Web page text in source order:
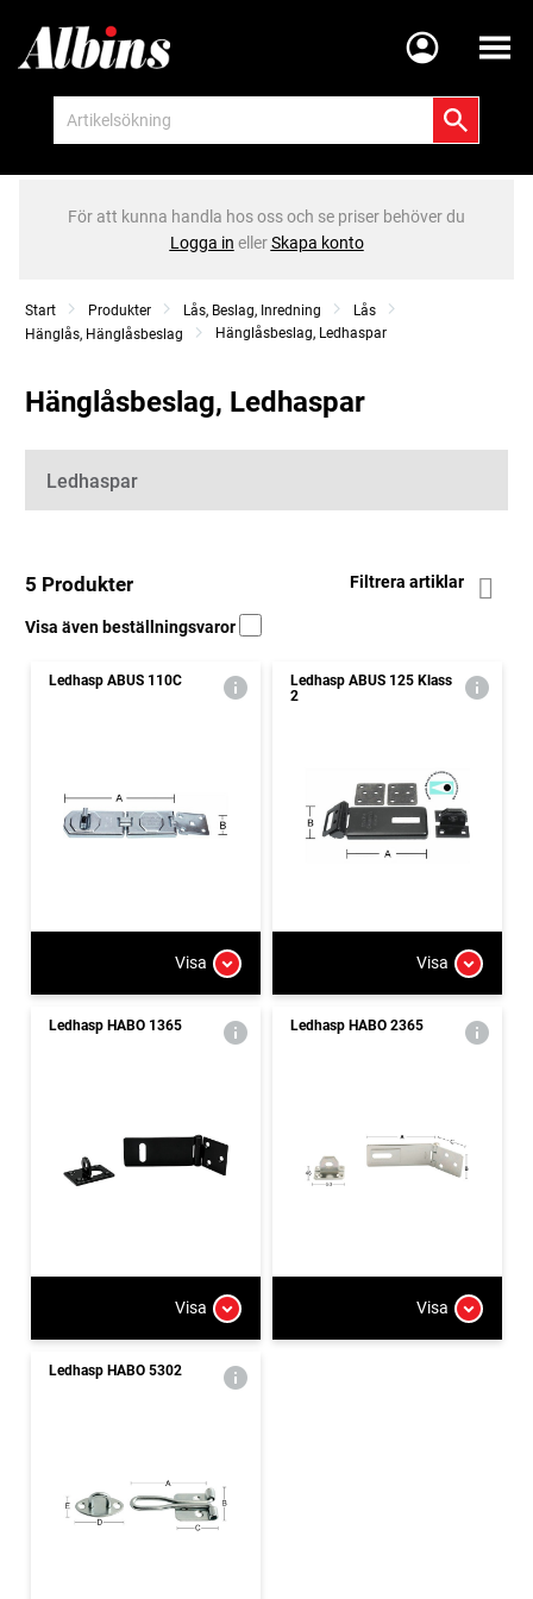
Meny
För att kunna handla hos oss och se priser behöver du
Logga in ellerSkapa konto
Start Produkter Lås, Beslag, Inredning
Lås
Hänglås, Hänglåsbeslag
Hänglåsbeslag, Ledhaspar
Hänglåsbeslag, Ledhaspar
Kategorier
Ledhaspar
5 Produkter Filtrera artiklar
Visa även beställningsvaror
Ledhasp ABUS 110C
Visa
Ledhasp ABUS 125 Klass
2
Visa
Ledhasp HABO 1365
Visa
Ledhasp HABO 2365
Visa
Ledhasp HABO 5302